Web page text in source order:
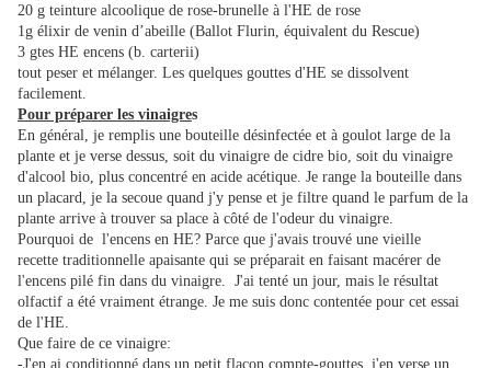
20 g teinture alcoolique de rose-brunelle à l'HE de rose
1g élixir de venin d’abeille (Ballot Flurin, équivalent du Rescue)
3 gtes HE encens (b. carterii)
tout peser et mélanger. Les quelques gouttes d'HE se dissolvent
facilement.
Pour préparer les vinaigres
En général, je remplis une bouteille désinfectée et à goulot large de la
plante et je verse dessus, soit du vinaigre de cidre bio, soit du vinaigre
d'alcool bio, plus concentré en acide acétique. Je range la bouteille dans
un placard, je la secoue quand j'y pense et je filtre quand le parfum de la
plante arrive à trouver sa place à côté de l'odeur du vinaigre.
Pourquoi de l'encens en HE? Parce que j'avais trouvé une vieille
recette traditionnelle apaisante qui se préparait en faisant macérer de
l'encens pilé fin dans du vinaigre. J'ai tenté un jour, mais le résultat
olfactif a été vraiment étrange. Je me suis donc contentée pour cet essai
de l'HE.
Que faire de ce vinaigre:
-J'en ai conditionné dans un petit flacon compte-gouttes, j'en verse un